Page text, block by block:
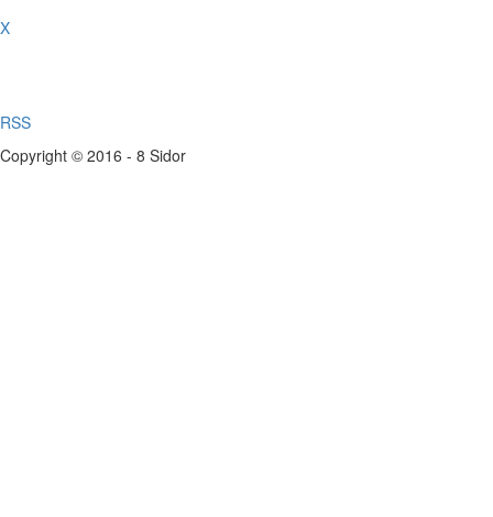
X
RSS
Copyright © 2016 - 8 Sidor